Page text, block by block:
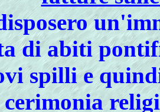
di abiti
spilli e